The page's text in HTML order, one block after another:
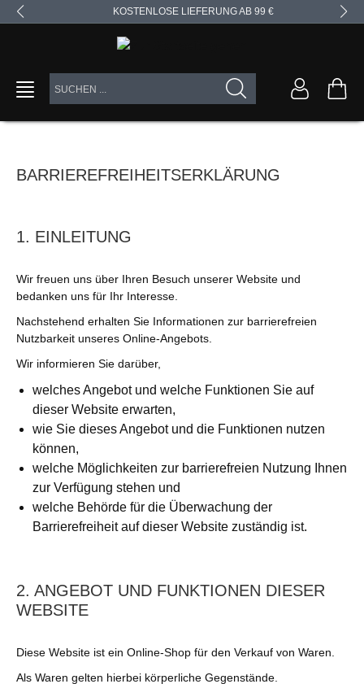
springen KOSTENLOSE LIEFERUNG AB 99 €
BARRIEREFREIHEITSERKLÄRUNG
1. EINLEITUNG
Wir freuen uns über Ihren Besuch unserer Website und
bedanken uns für Ihr Interesse.
Nachstehend erhalten Sie Informationen zur barrierefreien
Nutzbarkeit unseres Online-Angebots.
Wir informieren Sie darüber,
welches Angebot und welche Funktionen Sie auf
dieser Website erwarten,
wie Sie dieses Angebot und die Funktionen nutzen
können,
welche Möglichkeiten zur barrierefreien Nutzung Ihnen
zur Verfügung stehen und
welche Behörde für die Überwachung der
Barrierefreiheit auf dieser Website zuständig ist.
2. ANGEBOT UND FUNKTIONEN DIESER
WEBSITE
Diese Website ist ein Online-Shop für den Verkauf von Waren.
Als Waren gelten hierbei körperliche Gegenstände.